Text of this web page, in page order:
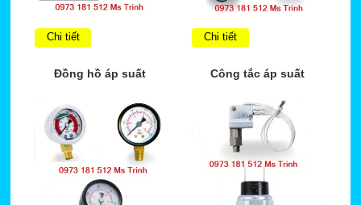
Chi tiết Chi tiết
Đồng hồ áp suất Công tắc áp suất